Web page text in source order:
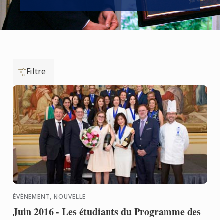
Filtre
ÉVÈNEMENT, NOUVELLE
Juin 2016 - Les étudiants du Programme des